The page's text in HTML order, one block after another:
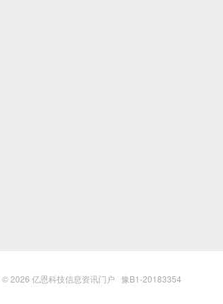
© 2026 亿恩科技信息资讯门户 豫B1-20183354